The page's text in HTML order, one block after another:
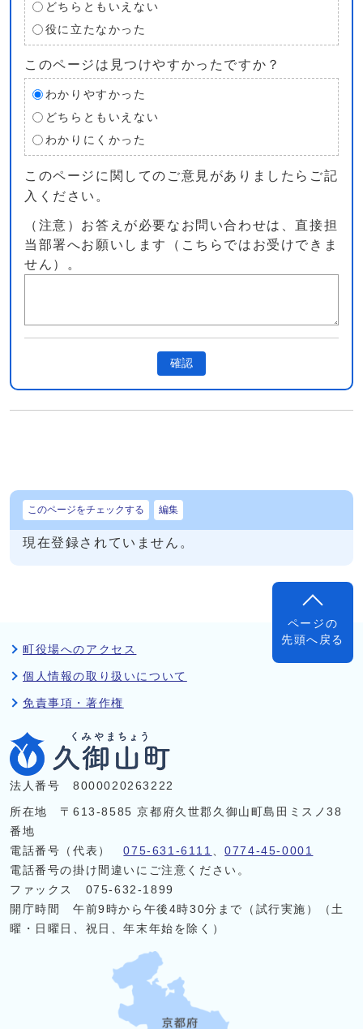
どちらともいえない
役に立たなかった
このページは見つけやすかったですか？
わかりやすかった
どちらともいえない
わかりにくかった
このページに関してのご意見がありましたらご記
入ください。
（注意）お答えが必要なお問い合わせは、直接担
当部署へお願いします（こちらではお受けできま
せん）。
確認
このページをチェックする 編集
現在登録されていません。
ページの
先頭へ戻る
町役場へのアクセス
個人情報の取り扱いについて
免責事項・著作権
法人番号 8000020263222
所在地 〒613-8585 京都府久世郡久御山町島田ミスノ38
番地
電話番号（代表）075-631-6111 、0774-45-0001
電話番号の掛け間違いにご注意ください。
ファックス 075-632-1899
開庁時間 午前9時から午後4時30分まで（試行実施）（土
曜・日曜日、祝日、年末年始を除く）